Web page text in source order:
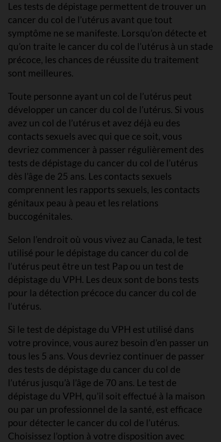
Les tests de dépistage permettent de trouver un
cancer du col de l’utérus avant que tout
symptôme ne se manifeste. Lorsqu’on détecte et
qu’on traite le cancer du col de l’utérus à un stade
précoce, les chances de réussite du traitement
sont meilleures.
Toute personne ayant un col de l’utérus peut
développer un cancer du col de l’utérus. Si vous
avez un col de l’utérus et avez déjà eu des
contacts sexuels avec qui que ce soit, vous
devriez commencer à passer régulièrement des
tests de dépistage du cancer du col de l’utérus
dès l’âge de 25 ans. Les contacts sexuels
comprennent les rapports sexuels, les contacts
génitaux peau à peau et les relations
buccogénitales.
Selon l’endroit où vous vivez au Canada, le test
utilisé pour le dépistage du cancer du col de
l’utérus peut être un test Pap ou un test de
dépistage du VPH. Les deux sont de bons tests
pour la détection précoce du cancer du col de
l’utérus.
Si le test de dépistage du VPH est utilisé dans
votre province, vous aurez besoin d’en passer un
tous les 5 ans. Vous devriez continuer de passer
des tests de dépistage du cancer du col de
l’utérus jusqu’à l’âge de 70 ans. Le test de
dépistage du VPH, qu’il soit effectué à la maison
ou par un professionnel de la santé, est efficace
pour détecter le cancer du col de l’utérus.
Choisissez l’option à votre disposition avec